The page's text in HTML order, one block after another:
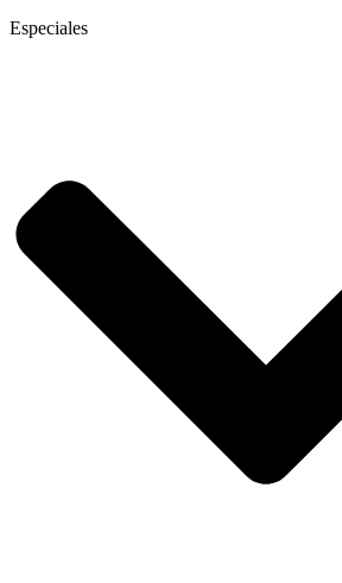
Especiales